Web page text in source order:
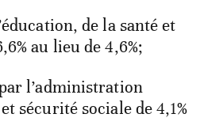
de la santé et
au lieu de 4,6%;
l’administration
sécurité sociale de 4,1%